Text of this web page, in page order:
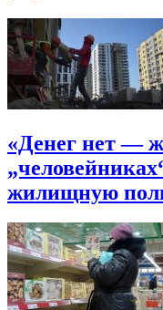
«Денег нет —
жилищную